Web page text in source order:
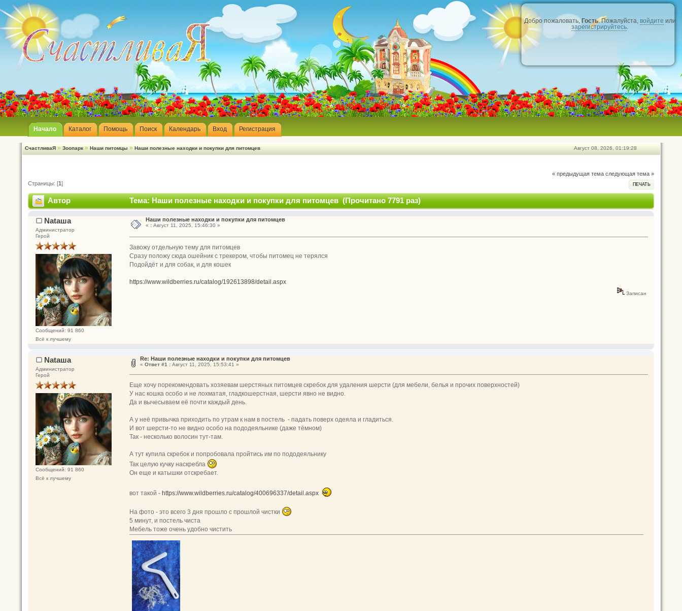
Добро пожаловать,Гость. Пожалуйста, войдите или
зарегистрируйтесь.
Начало Каталог Помощь Поиск Календарь Вход Регистрация
Август 08, 2026, 01:19:28
СчастливаЯ » Зоопарк » Наши питомцы » Наши полезные находки и покупки для питомцев
« предыдущая тема следующая тема »
ПЕЧАТЬ
Страницы: [1]
Автор Тема: Наши полезные находки и покупки для питомцев (Прочитано 7791 раз)
Nataшa
Администратор
Герой
Сообщений: 91 860
Всё к лучшему
Наши полезные находки и покупки для питомцев
« :Август 11, 2025, 15:46:30 »
Завожу отдельную тему для питомцев
Сразу положу сюда ошейник с трекером, чтобы питомец не терялся
Подойдёт и для собак, и для кошек
https://www.wildberries.ru/catalog/192613898/detail.aspx
Записан
Nataшa
Администратор
Герой
Сообщений: 91 860
Всё к лучшему
Re: Наши полезные находки и покупки для питомцев
« Ответ #1 :Август 11, 2025, 15:53:41 »
Еще хочу порекомендовать хозяевам шерстяных питомцев скребок для удаления шерсти (для мебели, белья и прочих поверхностей)
У нас кошка особо и не лохматая, гладкошерстная, шерсти явно не видно.
Да и вычесываем её почти каждый день.
А у неё привычка приходить по утрам к нам в постель - падать поверх одеяла и гладиться.
И вот шерсти-то не видно особо на пододеяльнике (даже тёмном)
Так - несколько волосин тут-там.
А тут купила скребок и попробовала пройтись им по пододеяльнику
Так целую кучку наскребла
Он еще и катышки отскребает.
вот такой - https://www.wildberries.ru/catalog/400696337/detail.aspx
На фото - это всего 3 дня прошло с прошлой чистки
5 минут, и постель чиста
Мебель тоже очень удобно чистить